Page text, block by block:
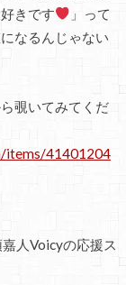
きです
」って
なるんじゃない
覗いてみてくだ
items/41401204
人Voicyの応援ス